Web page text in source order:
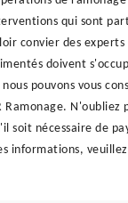
qui sont
convier des
doivent
pouvons vous
Ramonage. N'oubliez
soit nécessaire de
informations,